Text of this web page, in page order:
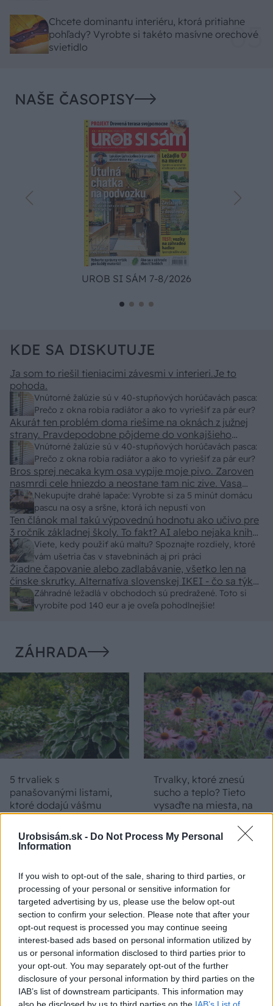
Urobsisám.sk - Do Not Process My Personal
Information
If you wish to opt-out of the sale, sharing to third parties, or
processing of your personal or sensitive information for
targeted advertising by us, please use the below opt-out
section to confirm your selection. Please note that after your
opt-out request is processed you may continue seeing
interest-based ads based on personal information utilized by
us or personal information disclosed to third parties prior to
your opt-out. You may separately opt-out of the further
disclosure of your personal information by third parties on the
IAB’s list of downstream participants. This information may
Chcete dominantu interiéru, ktorá pritiahne
pohľady? Vyrobte si takéto masívne orechové
svietidlo
NAŠE ČASOPISY
UROB SI SÁM 7-8/2026
KDE SA DISKUTUJE
Vnútorné žalúzie sú v 40-stupňových horúčavách pasca:
Prečo z okna robia radiátor a ako to vyriešiť za pár eur?
Ja som to riešil tieniacimi závesmi v interieri.Je to
pohoda.
Vnútorné žalúzie sú v 40-stupňových horúčavách pasca:
Prečo z okna robia radiátor a ako to vyriešiť za pár eur?
Akurát ten problém doma riešime na oknách z južnej
strany. Pravdepodobne pôjdeme do vonkajšieho
tienenia na spôsob markízy 250x150cm. Čínsky
predajcovia idú okolo 100 eur kus.
Nekupujte drahé lapače: Vyrobte si za 5 minút domácu
pascu na osy a sršne, ktorá ich nepustí von
Bros sprej necaka kym osa vypije moje pivo. Zaroven
nasmrdi cele hniezdo a neostane tam nic zive. Vasa
pasca naucinke moc efektivne. Skor pritiahne slimaky
Viete, kedy použiť akú maltu? Spoznajte rozdiely, ktoré
vám ušetria čas v stavebninách aj pri práci
Ten článok mal takú výpovednú hodnotu ako učivo pre
3 ročník základnej školy. To fakt? AI alebo nejaka kniha
z VŠ? Dnešné rychlotvrdnuce malty - pevnosť 40 Mpa a
doba schnutia tak 15 minut , k tomu vodotesné s
kryštálikou. A rozdiel - schnutie a zretie. Nič?
Záhradné ležadlá v obchodoch sú predražené. Toto si
vyrobíte pod 140 eur a je oveľa pohodlnejšie!
Žiadne čapovanie alebo zadlabávanie, všetko len na
čínske skrutky. Alternatíva slovenskej IKEI - čo sa týka
pevnosti. Autor si nedal veľa námahy s remeselným
spracovaním, škoda. No lepšie než ten odpad z DTD
ZÁHRADA
5 trvaliek s
panašovanými listami,
ktoré dodajú vášmu
záhonu celosezónny
šmrnc
Trvalky, ktoré znesú
sucho a teplo? Tieto
vysaďte na miesta, na
ktoré slnko svieti celý
deň
Nemusí to byť len
levanduľa! 7 fialových
krások, ktoré rozžiaria
vašu záhradu
Môže aspirín zachrániť
ochabnuté izbové
rastliny? Pravda vás
možno prekvapí